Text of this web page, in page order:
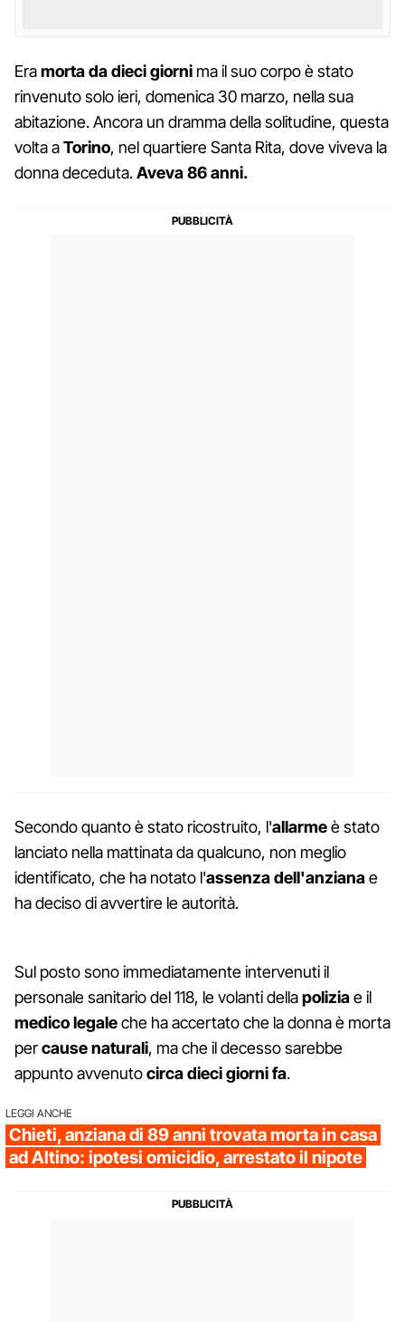
Eramorta dadieci giorni ma il suo corpo è stato
rinvenuto solo ieri, domenica 30 marzo, nella sua
abitazione. Ancora un dramma della solitudine, questa
volta aTorino, nel quartiere Santa Rita, dove viveva la
donna deceduta.Aveva 86 anni.
Secondo quanto è stato ricostruito, l'allarmeè stato
lanciato nella mattinata da qualcuno, non meglio
identificato, che ha notato l'assenza dell'anzianae
ha deciso di avvertire le autorità.
Sul posto sono immediatamente intervenuti il
personale sanitario del 118, le volanti dellapoliziae il
medico legaleche ha accertato che la donna è morta
percause naturali, ma che il decesso sarebbe
appunto avvenutocirca dieci giorni fa.
LEGGI ANCHE
Chieti, anziana di 89 anni trovata morta in casa
ad Altino: ipotesi omicidio, arrestato il nipote